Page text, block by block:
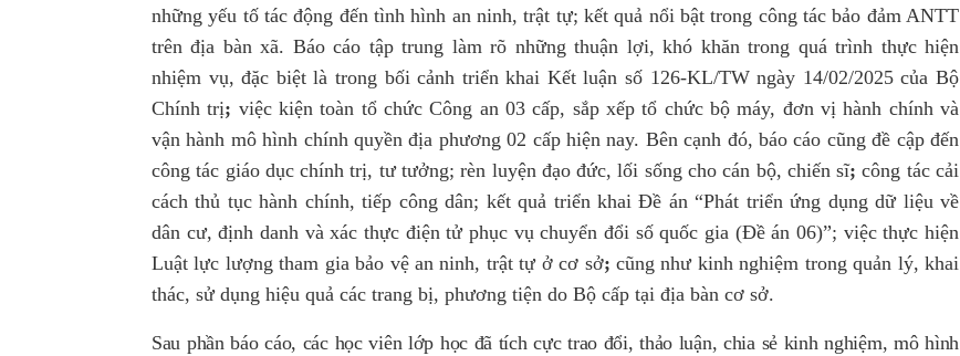
những yếu tố tác động đến tình hình an ninh, trật tự; kết quả nổi bật trong công tác bảo đảm ANTT
trên địa bàn xã. Báo cáo tập trung làm rõ những thuận lợi, khó khăn trong quá trình thực hiện
nhiệm vụ, đặc biệt là trong bối cảnh triển khai Kết luận số 126-KL/TW ngày 14/02/2025 của Bộ
Chính trị; việc kiện toàn tổ chức Công an 03 cấp, sắp xếp tổ chức bộ máy, đơn vị hành chính và
vận hành mô hình chính quyền địa phương 02 cấp hiện nay. Bên cạnh đó, báo cáo cũng đề cập đến
công tác giáo dục chính trị, tư tưởng; rèn luyện đạo đức, lối sống cho cán bộ, chiến sĩ; công tác cải
cách thủ tục hành chính, tiếp công dân; kết quả triển khaiĐề án “Phát triển ứng dụng dữ liệu về
dân cư, định danh và xác thực điện tử phục vụ chuyển đổi số quốc gia (Đề án 06)”; việc thực hiện
Luật lực lượng tham gia bảo vệ an ninh, trật tự ở cơ sở; cũng như kinh nghiệm trong quản lý, khai
thác, sử dụng hiệu quả các trang bị, phương tiện do Bộ cấp tại địa bàn cơ sở.
Sau phần báo cáo, các học viên lớp học đã tích cực trao đổi, thảo luận, chia sẻ kinh nghiệm, mô hình